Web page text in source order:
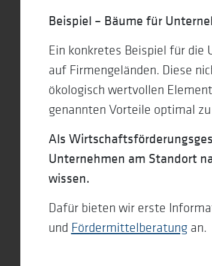
Beispiel – Bäume für
Ein konkretes Beispiel für die
auf Firmengeländen. Diese
ökologisch wertvollen
genannten Vorteile optimal
Als
Unternehmen am Standort
wissen.
Dafür bieten wir erste
und Fördermittelberatungan.
#WIRBEGLEITENZUKUNFT
KONTAKT